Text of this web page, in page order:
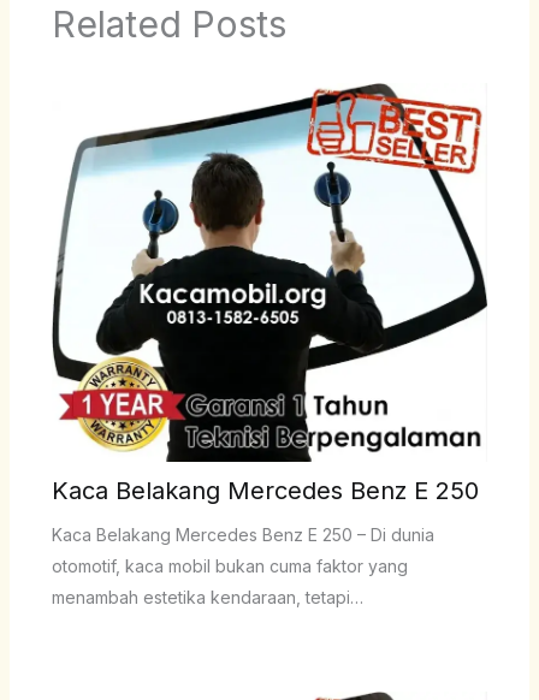
Related Posts
Kaca Belakang Mercedes Benz E 250
Kaca Belakang Mercedes Benz E 250 – Di dunia
otomotif, kaca mobil bukan cuma faktor yang
menambah estetika kendaraan, tetapi…